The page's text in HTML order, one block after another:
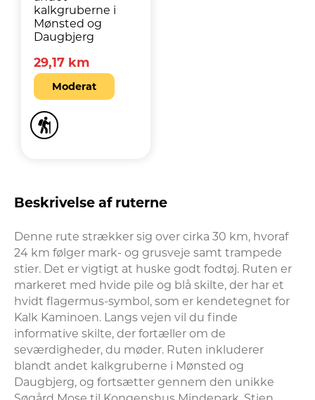
kalkgruberne i
Mønsted og
Daugbjerg
29,17 km
Moderat
Beskrivelse af ruterne
Denne rute strækker sig over cirka 30 km, hvoraf
24 km følger mark- og grusveje samt trampede
stier. Det er vigtigt at huske godt fodtøj. Ruten er
markeret med hvide pile og blå skilte, der har et
hvidt flagermus-symbol, som er kendetegnet for
Kalk Kaminoen. Langs vejen vil du finde
informative skilte, der fortæller om de
seværdigheder, du møder. Ruten inkluderer
blandt andet kalkgruberne i Mønsted og
Daugbjerg, og fortsætter gennem den unikke